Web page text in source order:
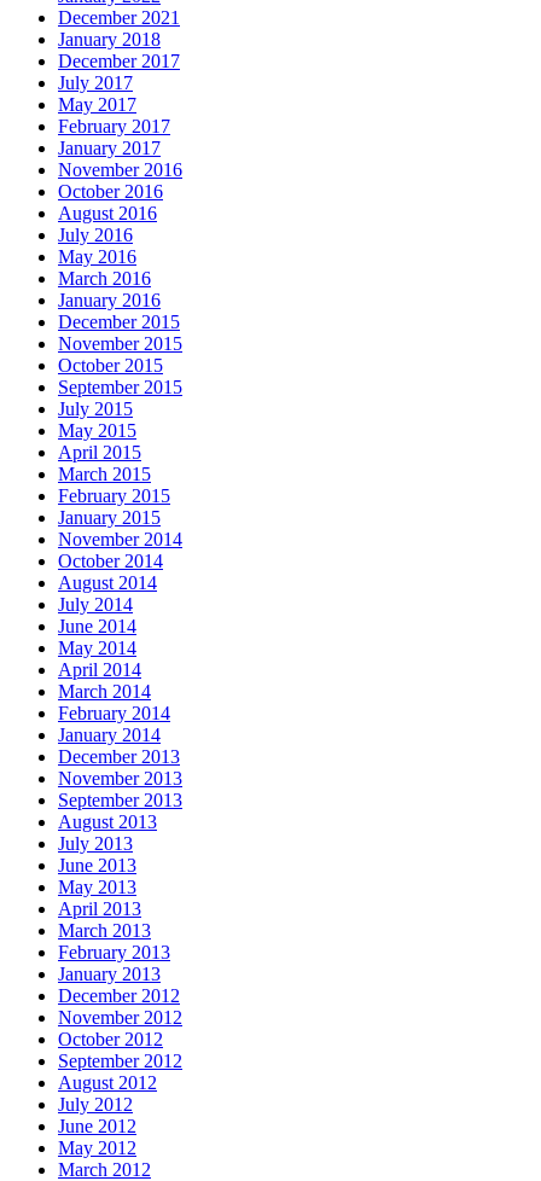
December 2021
January 2018
December 2017
July 2017
May 2017
February 2017
January 2017
November 2016
October 2016
August 2016
July 2016
May 2016
March 2016
January 2016
December 2015
November 2015
October 2015
September 2015
July 2015
May 2015
April 2015
March 2015
February 2015
January 2015
November 2014
October 2014
August 2014
July 2014
June 2014
May 2014
April 2014
March 2014
February 2014
January 2014
December 2013
November 2013
September 2013
August 2013
July 2013
June 2013
May 2013
April 2013
March 2013
February 2013
January 2013
December 2012
November 2012
October 2012
September 2012
August 2012
July 2012
June 2012
May 2012
March 2012